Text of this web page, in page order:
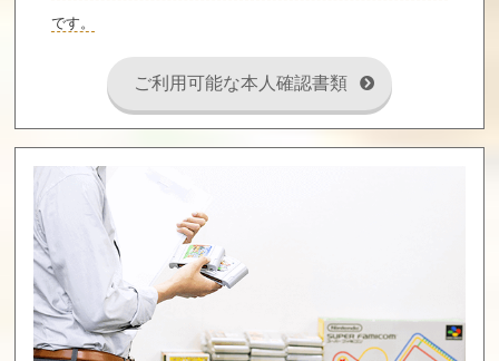
ドラゴンファイ
買取価格
8,500
買取価格
8,400
買取価格
8,240
マッピー 後期版
買取価格
8,200
外伝
買取価格
8,200
です。
ご利用可能な本人確認書類